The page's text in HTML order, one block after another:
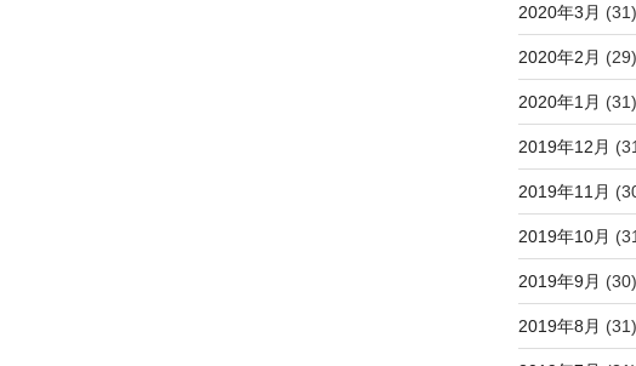
2020年3月 (31)
2020年2月 (29)
2020年1月 (31)
2019年12月
2019年11月
2019年10月
2019年9月 (30)
2019年8月 (31)